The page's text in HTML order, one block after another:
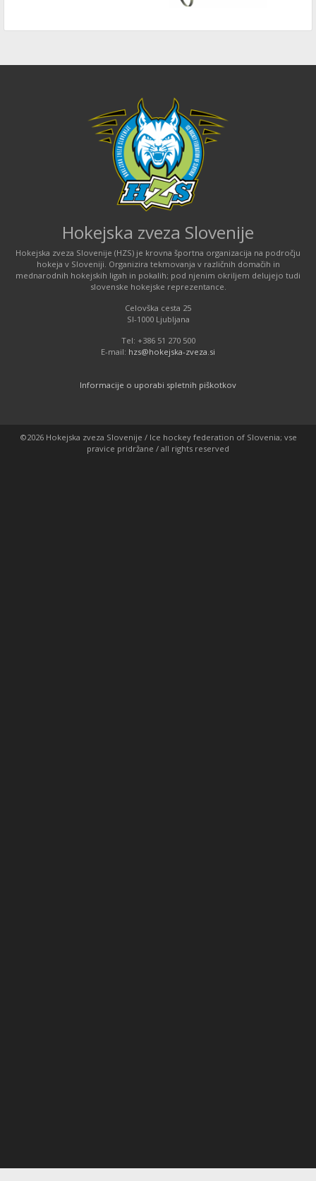
Hokejska zveza Slovenije
Hokejska zveza Slovenije (HZS) je krovna športna organizacija na področju
hokeja v Sloveniji. Organizira tekmovanja v različnih domačih in
mednarodnih hokejskih ligah in pokalih; pod njenim okriljem delujejo tudi
slovenske hokejske reprezentance.
Celovška cesta 25
SI-1000 Ljubljana
Tel: +386 51 270 500
E-mail: hzs@hokejska-zveza.si
Informacije o uporabi spletnih piškotkov
©2026 Hokejska zveza Slovenije / Ice hockey federation of Slovenia; vse
pravice pridržane / all rights reserved